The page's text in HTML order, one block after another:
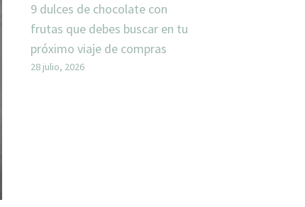
9 dulces de chocolate con
frutas que debes buscar en tu
próximo viaje de compras
28 julio, 2026